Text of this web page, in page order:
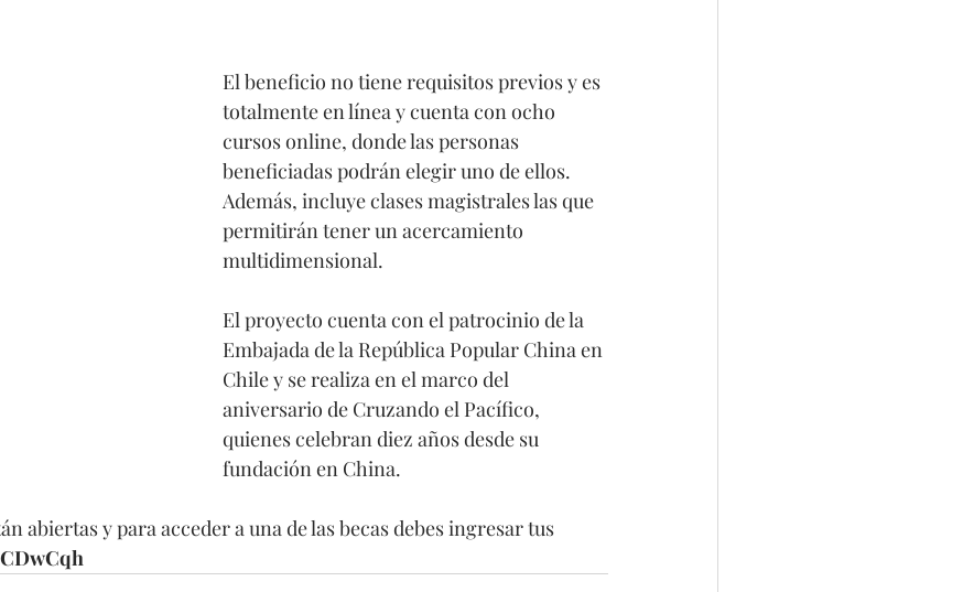
El beneficio no tiene requisitos previos y es
totalmente en línea y cuenta con ocho
cursos online, donde las personas
beneficiadas podrán elegir uno de ellos.
Además, incluye clases magistrales las que
permitirán tener un acercamiento
multidimensional.
El proyecto cuenta con el patrocinio de la
Embajada de la República Popular China en
Chile y se realiza en el marco del
aniversario de Cruzando el Pacífico,
quienes celebran diez años desde su
fundación en China.
abiertas y para acceder a una de las becas debes ingresar tus